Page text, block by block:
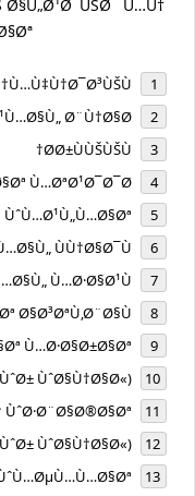
Ø§Ù„Ø¹Ø¯ÙŠØ¯ Ù…Ù†
Ù…Ù‡Ù†Ø¯Ø³ÙŠÙ†
Ø¨Ù†Ø§Ø¡
Ø­Ø±ÙÙŠÙŠÙ†
Ù…ØªØ¹Ø¯Ø¯Ø©
ÙÙ†Ø§Ø¯Ù‚
Ù…Ø·Ø§Ø¹Ù…
Ø§Ø³ØªÙ‚Ø¨Ø§Ù„
Ù…Ø·Ø§Ø±Ø§Øª
ÙˆØ§Ù†Ø§Ø«)
ÙˆØ·Ø¨Ø§Ø®Ø§Øª
ÙˆØ§Ù†Ø§Ø«)